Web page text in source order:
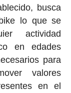
busca
lo que se
actividad
en edades
para
valores
en el